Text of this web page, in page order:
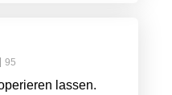
95
lassen.